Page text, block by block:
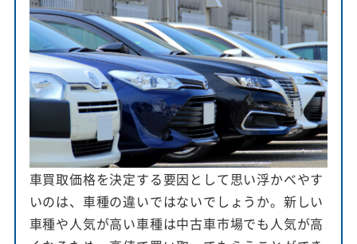
車買取価格を決定する要因として思い浮かべやす
いのは、車種の違いではないでしょうか。新しい
車種や人気が高い車種は中古車市場でも人気が高